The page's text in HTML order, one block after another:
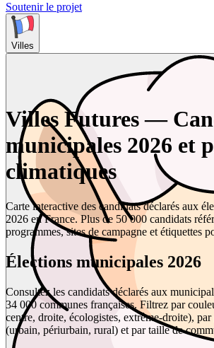
Soutenir le projet
Villes
Villes Futures —
municipales 2026 et
climatiques
Carte interactive des candidats déclarés aux
2026 en France. Plus de 50 000 candidats
programmes, sites de campagne et étiquettes
Élections municipales 2026
Consultez les candidats déclarés aux
34 000 communes françaises. Filtrez par
centre, droite, écologistes, extrême-droite),
(urbain, périurbain, rural) et par taille de